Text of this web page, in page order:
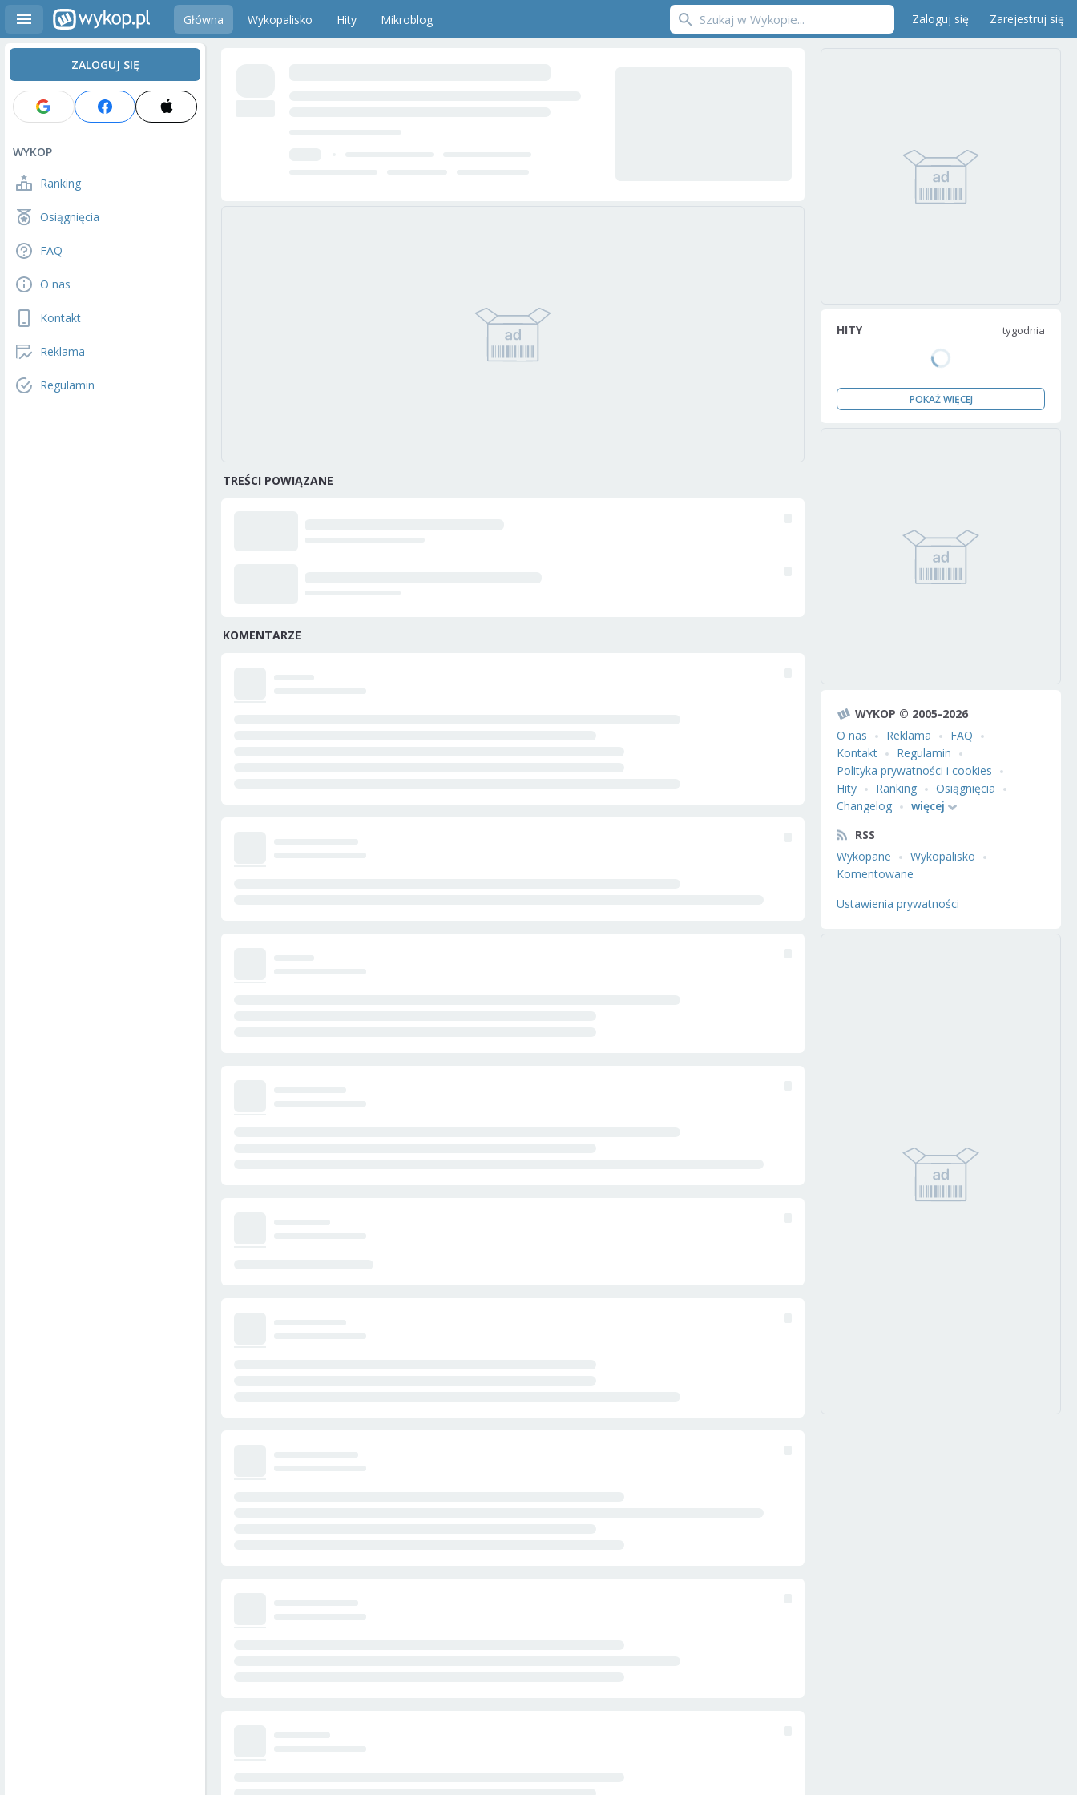
Główna Wykopalisko Hity Mikroblog Zaloguj się Zarejestruj się
ZALOGUJ SIĘ
WYKOP
Ranking
Osiągnięcia
FAQ
O nas
Kontakt
Reklama
Regulamin
TREŚCI POWIĄZANE
KOMENTARZE
HITY tygodnia
POKAŻ WIĘCEJ
WYKOP © 2005-2026
O nas
Reklama
FAQ
Kontakt
Regulamin
Polityka prywatności i cookies
Hity
Ranking
Osiągnięcia
Changelog
więcej
RSS
Wykopane
Wykopalisko
Komentowane
Ustawienia prywatności